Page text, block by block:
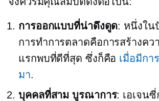
การออกแบบที่น่าดึงดูด: หนึ่งใน
การทำการตลาดคือการสร้างคว
แรกพบที่ดีที่สุด ซึ่งก็คือ เมื่อมีกา
มา.
บุคคลที่สาม บูรณาการ: เอเจน